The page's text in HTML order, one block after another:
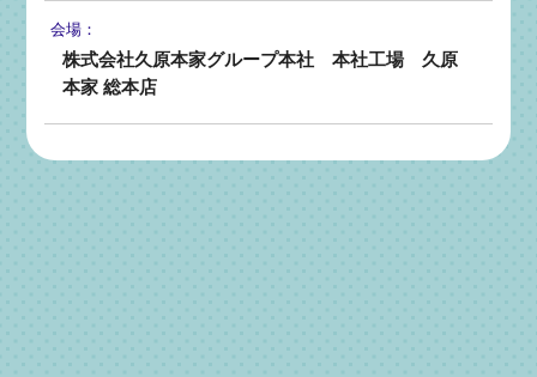
会場：
株式会社久原本家グループ本社 本社工場 久原
本家 総本店